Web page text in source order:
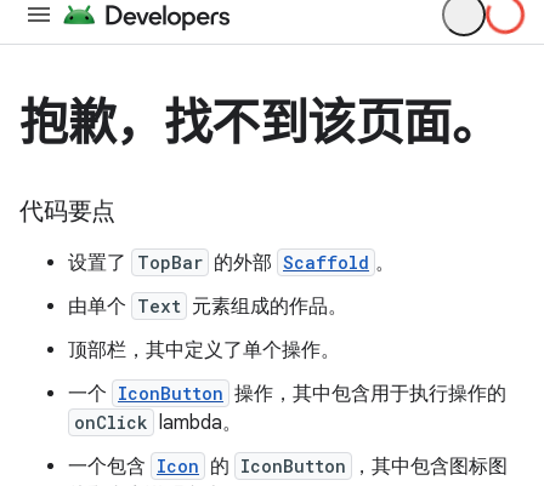
代码要点
设置了 TopBar 的外部 Scaffold 。
由单个 Text 元素组成的作品。
顶部栏，其中定义了单个操作。
一个 IconButton 操作，其中包含用于执行操作的
onClick lambda。
一个包含 Icon 的 IconButton
，其中包含图标图